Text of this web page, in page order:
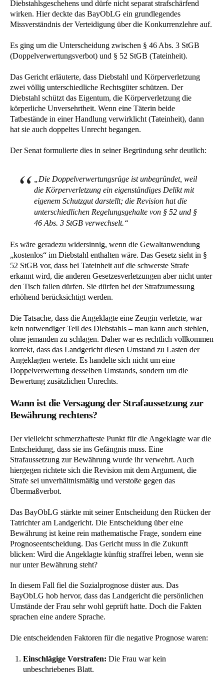
Diebstahlsgeschehens und dürfe nicht separat strafschärfend
wirken. Hier deckte das BayObLG ein grundlegendes
Missverständnis der Verteidigung über die Konkurrenzlehre auf.
Es ging um die Unterscheidung zwischen § 46 Abs. 3 StGB
(Doppelverwertungsverbot) und § 52 StGB (Tateinheit).
Das Gericht erläuterte, dass Diebstahl und Körperverletzung
zwei völlig unterschiedliche Rechtsgüter schützen. Der
Diebstahl schützt das Eigentum, die Körperverletzung die
körperliche Unversehrtheit. Wenn eine Täterin beide
Tatbestände in einer Handlung verwirklicht (Tateinheit), dann
hat sie auch doppeltes Unrecht begangen.
Der Senat formulierte dies in seiner Begründung sehr deutlich:
„Die Doppelverwertungsrüge ist unbegründet, weil
die Körperverletzung ein eigenständiges Delikt mit
eigenem Schutzgut darstellt; die Revision hat die
unterschiedlichen Regelungsgehalte von § 52 und §
46 Abs. 3 StGB verwechselt.“
Es wäre geradezu widersinnig, wenn die Gewaltanwendung
„kostenlos“ im Diebstahl enthalten wäre. Das Gesetz sieht in §
52 StGB vor, dass bei Tateinheit auf die schwerste Strafe
erkannt wird, die anderen Gesetzesverletzungen aber nicht unter
den Tisch fallen dürfen. Sie dürfen bei der Strafzumessung
erhöhend berücksichtigt werden.
Die Tatsache, dass die Angeklagte eine Zeugin verletzte, war
kein notwendiger Teil des Diebstahls – man kann auch stehlen,
ohne jemanden zu schlagen. Daher war es rechtlich vollkommen
korrekt, dass das Landgericht diesen Umstand zu Lasten der
Angeklagten wertete. Es handelte sich nicht um eine
Doppelverwertung desselben Umstands, sondern um die
Bewertung zusätzlichen Unrechts.
Wann ist die Versagung der Strafaussetzung zur
Bewährung rechtens?
Der vielleicht schmerzhafteste Punkt für die Angeklagte war die
Entscheidung, dass sie ins Gefängnis muss. Eine
Strafaussetzung zur Bewährung wurde ihr verwehrt. Auch
hiergegen richtete sich die Revision mit dem Argument, die
Strafe sei unverhältnismäßig und verstoße gegen das
Übermaßverbot.
Das BayObLG stärkte mit seiner Entscheidung den Rücken der
Tatrichter am Landgericht. Die Entscheidung über eine
Bewährung ist keine rein mathematische Frage, sondern eine
Prognoseentscheidung. Das Gericht muss in die Zukunft
blicken: Wird die Angeklagte künftig straffrei leben, wenn sie
nur unter Bewährung steht?
In diesem Fall fiel die Sozialprognose düster aus. Das
BayObLG hob hervor, dass das Landgericht die persönlichen
Umstände der Frau sehr wohl geprüft hatte. Doch die Fakten
sprachen eine andere Sprache.
Die entscheidenden Faktoren für die negative Prognose waren:
Einschlägige Vorstrafen: Die Frau war kein
unbeschriebenes Blatt.